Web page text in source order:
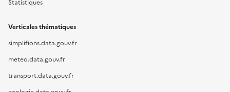
Statistiques
Verticales thématiques
simplifions.data.gouv.fr
meteo.data.gouv.fr
transport.data.gouv.fr